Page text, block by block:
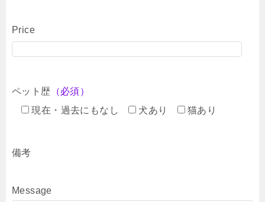
Price
ペット歴 （必須）
現在・過去にもなし
犬あり 猫あり
備考
Message